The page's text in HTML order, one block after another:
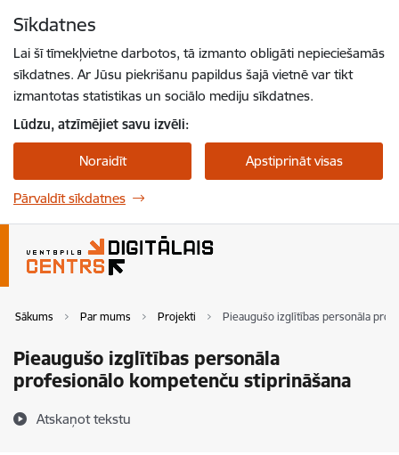
Sīkdatnes
Lai šī tīmekļvietne darbotos, tā izmanto obligāti nepieciešamās
sīkdatnes. Ar Jūsu piekrišanu papildus šajā vietnē var tikt
izmantotas statistikas un sociālo mediju sīkdatnes.
Lūdzu, atzīmējiet savu izvēli:
Noraidīt Apstiprināt visas
Pārvaldīt sīkdatnes
Sākums Par mums Projekti Pieaugušo izglītības personāla
Pieaugušo izglītības personāla
profesionālo kompetenču stiprināšana
Atskaņot tekstu